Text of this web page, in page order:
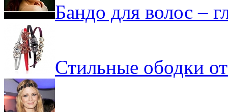
Бандо для волос –
Стильные ободки